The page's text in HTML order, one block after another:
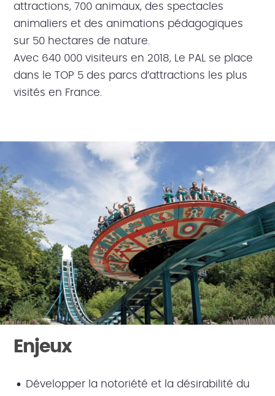
attractions, 700 animaux, des spectacles
animaliers et des animations pédagogiques
sur 50 hectares de nature.
Avec 640 000 visiteurs en 2018, Le PAL se place
dans le TOP 5 des parcs d’attractions les plus
visités en France.
Enjeux
Développer la notoriété et la désirabilité du